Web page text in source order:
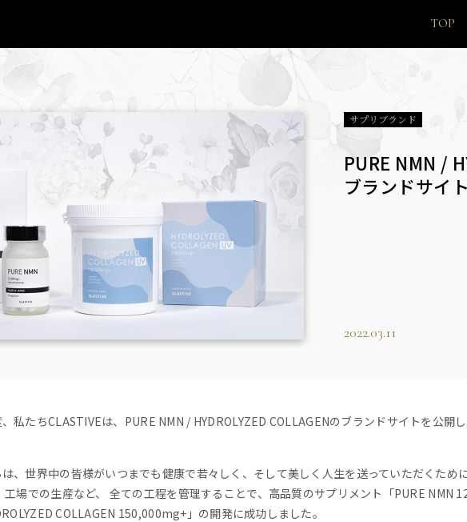
TOP
サプリブランド
2022.03.11
PURE NMN /
ブランドサイ
私たちCLASTIVEは、PURE NMN / HYDROLYZED COLLAGENのブランドサイトを公開し
、世界中の皆様がいつまでも健康で若々しく、そして美しく人生を送っていただくため
工場での生産など、 全ての工程を管理することで、高品質のサプリメント「PURE NMN
COLLAGEN 150,000mg+」の開発に成功しました。